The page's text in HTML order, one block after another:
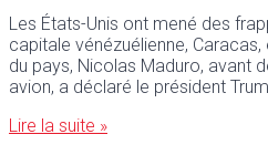
Les États-Unis ont mené des
capitale vénézuélienne,
du pays, Nicolas Maduro, avant
avion, a déclaré le président
Lire la suite »